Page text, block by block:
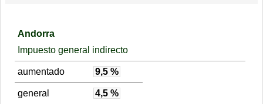
Andorra
Impuesto general indirecto
aumentado 9,5 %
general 4,5 %